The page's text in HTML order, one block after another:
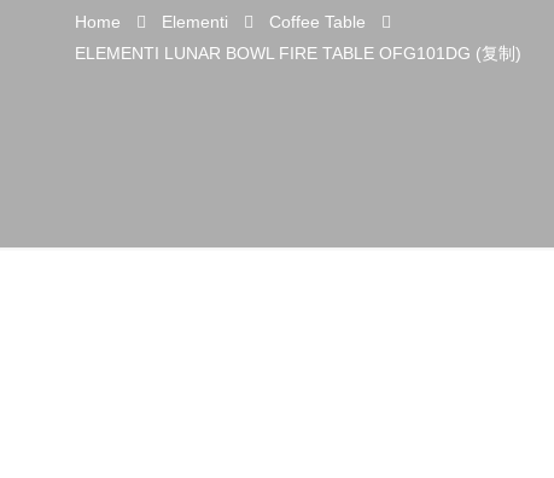
Home Elementi
Coffee Table
ELEMENTI LUNAR BOWL FIRE TABLE OFG101DG (复制)